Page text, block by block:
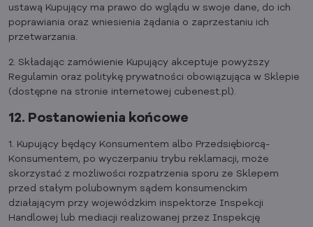
ustawą Kupujący ma prawo do wglądu w swoje dane, do ich
poprawiania oraz wniesienia żądania o zaprzestaniu ich
przetwarzania.
2. Składając zamówienie Kupujący akceptuje powyższy
Regulamin oraz politykę prywatności obowiązująca w Sklepie
(dostępne na stronie internetowej cubenest.pl).
12. Postanowienia końcowe
1. Kupujący będący Konsumentem albo Przedsiębiorcą-
Konsumentem, po wyczerpaniu trybu reklamacji, może
skorzystać z możliwości rozpatrzenia sporu ze Sklepem
przed stałym polubownym sądem konsumenckim
działającym przy wojewódzkim inspektorze Inspekcji
Handlowej lub mediacji realizowanej przez Inspekcję